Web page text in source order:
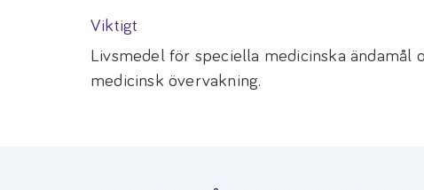
Viktigt
Livsmedel för speciella medicinska ändamål
medicinsk övervakning.